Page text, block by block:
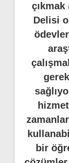
çıkmak
Delisi
bir